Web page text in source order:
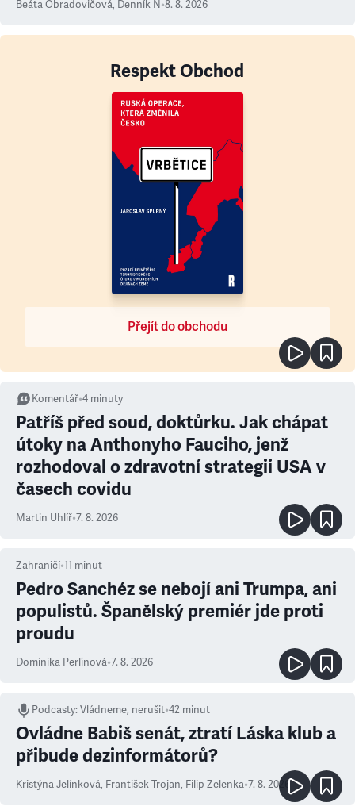
Beáta Obradovičová, Denník N•8. 8. 2026
Respekt Obchod
Přejít do obchodu
Komentář•4 minuty
Patříš před soud, doktůrku. Jak chápat
útoky na Anthonyho Fauciho, jenž
rozhodoval o zdravotní strategii USA v
časech covidu
Martin Uhlíř•7. 8. 2026
Zahraničí•11 minut
Pedro Sanchéz se nebojí ani Trumpa, ani
populistů. Španělský premiér jde proti
proudu
Dominika Perlínová•7. 8. 2026
Podcasty:Vládneme, nerušit•42 minut
Ovládne Babiš senát, ztratí Láska klub a
přibude dezinformátorů?
Kristýna Jelínková, František Trojan, Filip Zelenka•7. 8. 2026